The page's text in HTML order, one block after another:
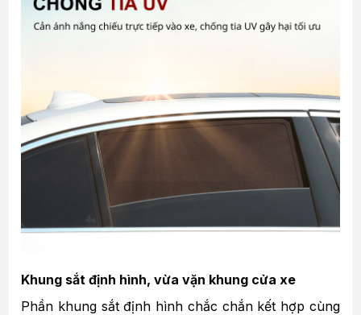
Khung sắt định hình, vừa vặn khung cửa xe
Phần khung sắt định hình chắc chắn kết hợp cùng